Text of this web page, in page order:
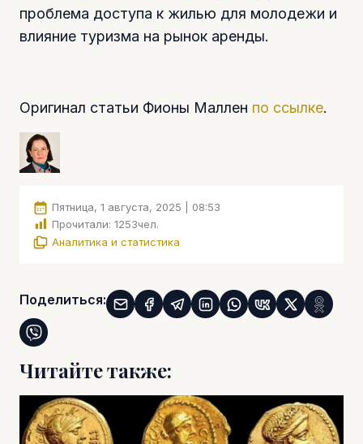
проблема доступа к жилью для молодежи и
влияние туризма на рынок аренды.
Оригинал статьи Фионы Маллен по ссылке.
Пятница, 1 августа, 2025 | 08:53
Прочитали: 1253чел.
Аналитика и статистика
Поделиться:
Читайте также: